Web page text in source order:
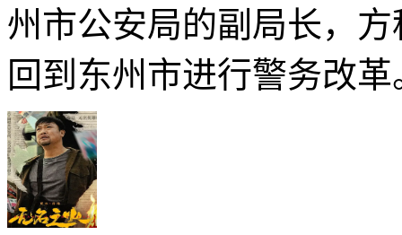
州市公安局的副局长，
回到东州市进行警务改